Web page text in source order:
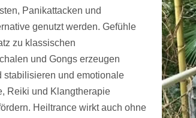
Panikattacken und
genutzt werden. Gefühle
zu klassischen
und Gongs erzeugen
stabilisieren und emotionale
Reiki und Klangtherapie
Heiltrance wirkt auch ohne